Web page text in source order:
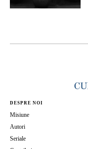
DESPRE NOI
Misiune
Autori
Seriale